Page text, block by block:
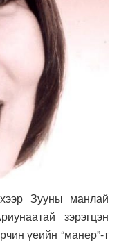
Зууны манлай
зэрэгцэн
үеийн “манер”-т